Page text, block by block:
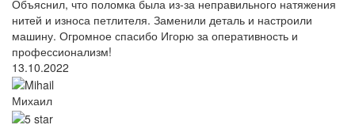
Объяснил, что поломка была из-за неправильного натяжения
нитей и износа петлителя. Заменили деталь и настроили
машину. Огромное спасибо Игорю за оперативность и
профессионализм!
13.10.2022
Михаил